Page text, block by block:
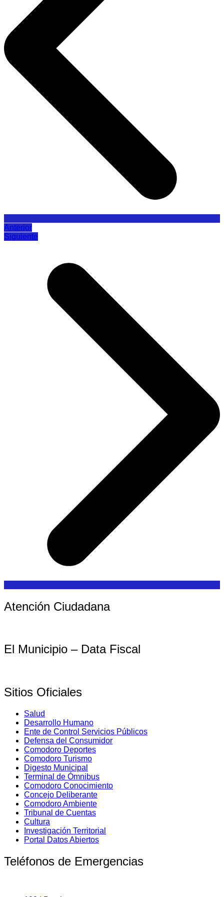
Anterior
Siguiente
Atención Ciudadana
El Municipio – Data Fiscal
Sitios Oficiales
Salud
Desarrollo Humano
Ente de Control Servicios Públicos
Defensa del Consumidor
Comodoro Deportes
Comodoro Turismo
Digesto Municipal
Terminal de Ómnibus
Comodoro Conocimiento
Concejo Deliberante
Comodoro Ambiente
Tribunal de Cuentas
Cultura
Investigación Territorial
Portal Datos Abiertos
Teléfonos de Emergencias